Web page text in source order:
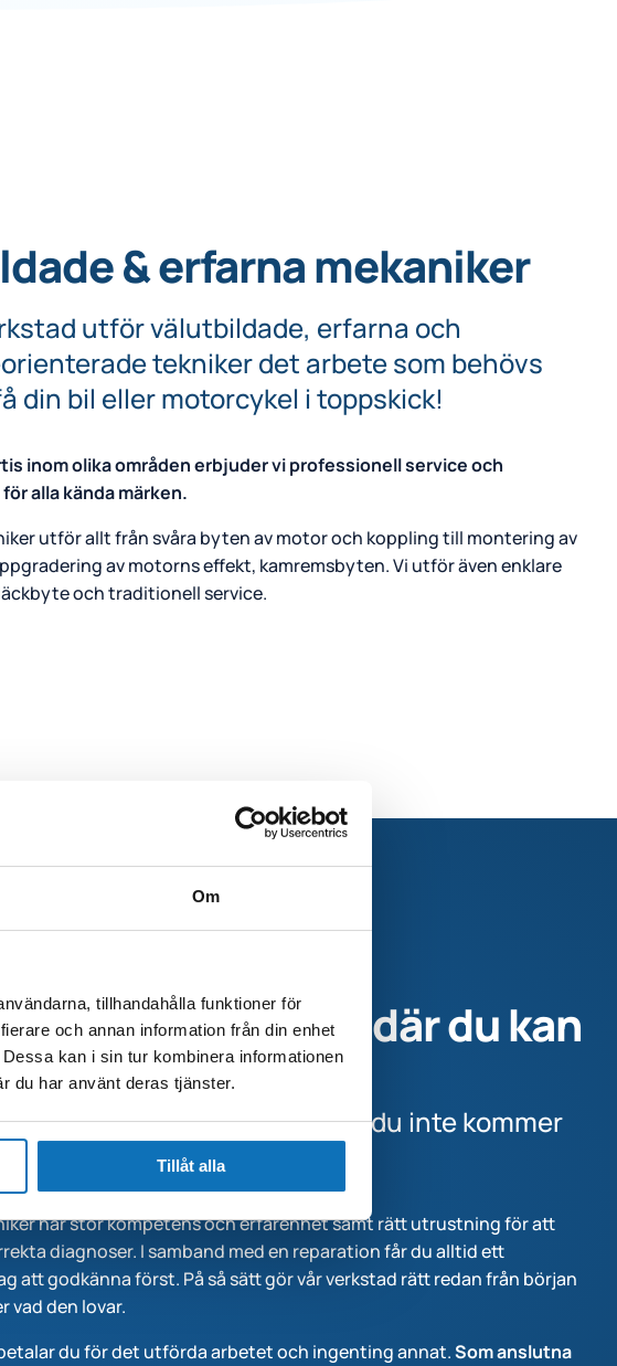
Om
tillhandahålla funktioner för
och annan information från din enhet
kan i sin tur kombinera informationen
du har använt deras tjänster.
Tillåt alla
& erfarna mekaniker
utför välutbildade, erfarna och
tekniker det arbete som behövs
din bil eller motorcykel i toppskick!
inom olika områden erbjuder vi professionell service och
alla kända märken.
utför allt från svåra byten av motor och koppling till montering av
av motorns effekt, kamremsbyten. Vi utför även enklare
och traditionell service.
i Kungälv där du kan
dig trygg
kan du känna dig trygg i att du inte kommer
några saltade notor.
har stor kompetens och erfarenhet samt rätt utrustning för att
diagnoser. I samband med en reparation får du alltid ett
att godkänna först. På så sätt gör vår verkstad rätt redan från början
vad den lovar.
du för det utförda arbetet och ingenting annat.Som anslutna